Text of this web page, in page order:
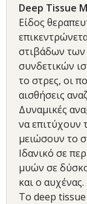
Deep Tissue
Είδος
στιβάδων
συνδετικών
το στρες, οι
αισθήσεις
Δυναμικές
να επιτύχουν
μειώσουν το
Ιδανικό σε
μυών σε
και ο αυχένας.
Το deep tissue